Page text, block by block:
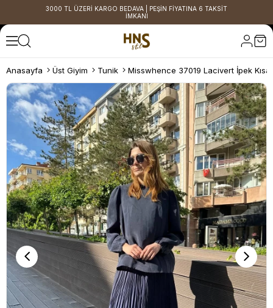
3000 TL ÜZERİ KARGO BEDAVA | PEŞİN FİYATINA 6 TAKSİT
İMKANI
Anasayfa Üst Giyim Tunik Misswhence 37019 Lacivert İpek Kısa